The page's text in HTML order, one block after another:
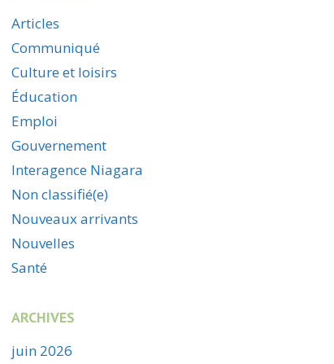
Articles
Communiqué
Culture et loisirs
Éducation
Emploi
Gouvernement
Interagence Niagara
Non classifié(e)
Nouveaux arrivants
Nouvelles
Santé
ARCHIVES
juin 2026